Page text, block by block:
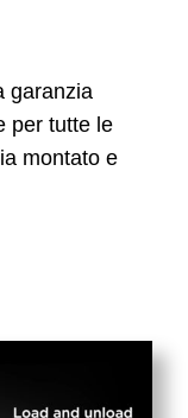
garanzia
per tutte le
montato e